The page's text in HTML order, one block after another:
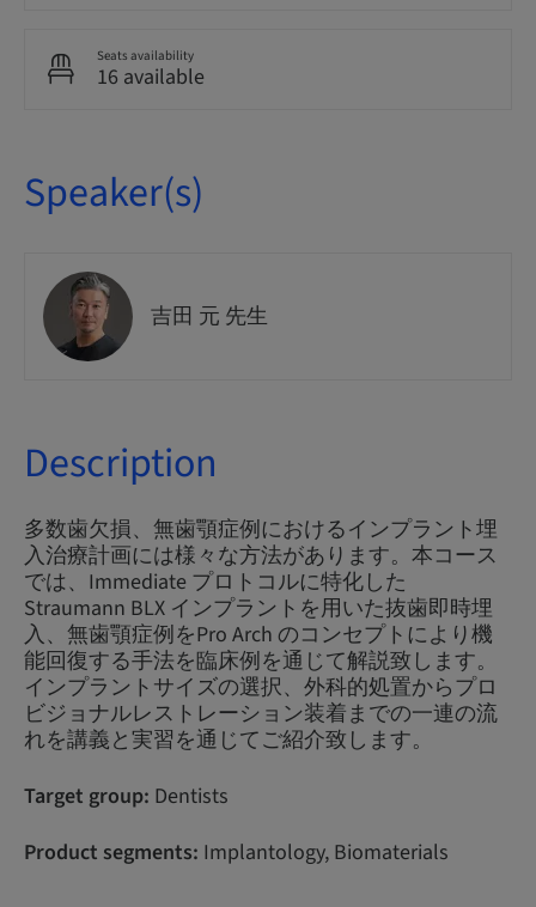
Seats availability
16 available
Speaker(s)
吉田 元 先生
Description
多数歯欠損、無歯顎症例におけるインプラント埋
入治療計画には様々な方法があります。本コース
では、Immediate プロトコルに特化した
Straumann BLX インプラントを用いた抜歯即時埋
入、無歯顎症例をPro Arch のコンセプトにより機
能回復する手法を臨床例を通じて解説致します。
インプラントサイズの選択、外科的処置からプロ
ビジョナルレストレーション装着までの一連の流
れを講義と実習を通じてご紹介致します。
Target group: Dentists
Product segments: Implantology, Biomaterials